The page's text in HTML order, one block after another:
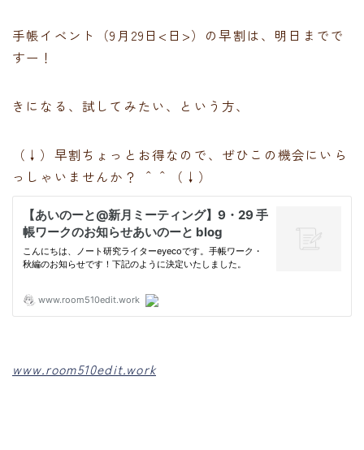
手帳イベント（9月29日<日>）の早割は、明日までで
すー！
きになる、試してみたい、という方、
（↓）早割ちょっとお得なので、ぜひこの機会にいら
っしゃいませんか？ ＾＾（↓）
www.room510edit.work